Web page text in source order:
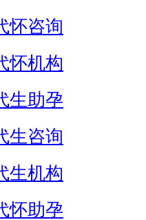
怀咨询
怀机构
生助孕
生咨询
生机构
怀助孕